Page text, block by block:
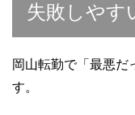
失敗しやす
岡山転勤で「最悪だ
す。